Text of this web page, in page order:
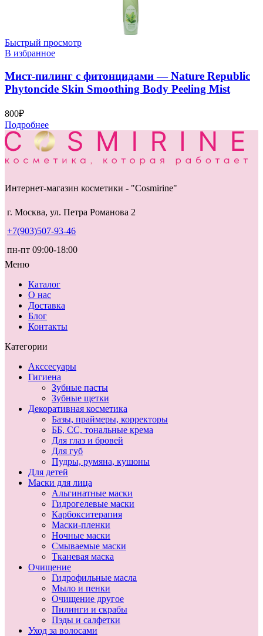
Быстрый просмотр
В избранное
Мист-пилинг с фитонцидами — Nature Republic
Phytoncide Skin Smoothing Body Peeling Mist
800₽
Подробнее
Интернет-магазин косметики - "Cosmirine"
г. Москва, ул. Петра Романова 2
+7(903)507-93-46
пн-пт 09:00-18:00
Меню
Каталог
О нас
Доставка
Блог
Контакты
Категории
Акссесуары
Гигиена
Зубные пасты
Зубные щетки
Декоративная косметика
Базы, праймеры, корректоры
ББ, СС, тональные крема
Для глаз и бровей
Для губ
Пудры, румяна, кушоны
Для детей
Маски для лица
Альгинатные маски
Гидрогелевые маски
Карбокситерапия
Маски-пленки
Ночные маски
Смываемые маски
Тканевая маска
Очищение
Гидрофильные масла
Мыло и пенки
Очищение другое
Пилинги и скрабы
Пэды и салфетки
Уход за волосами